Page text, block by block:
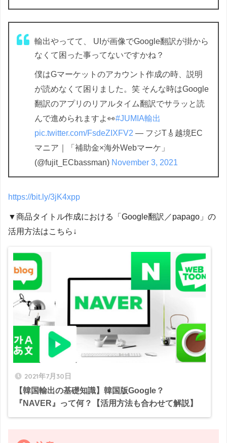
輸出やってて、 UIが画像でGoogle翻訳が掛から
なくて困った事ってないですかね？
僕はGマーケットのアカウント作成の時、説明
が読めなくて困りました。笑 そんな時はGoogle
翻訳のアプリのリアルタイム翻訳でサラッと読
んで進められますよ👀#JUMIA輸出
pic.twitter.com/FsdeZIXFV2 — フジT🎸越境EC
マニア｜「補助金×海外Webマーケ」
(@fujit_ECbassman) November 3, 2021
https://bit.ly/3jK4xpp
▼商品タイトル作成における「Google翻訳／papago」の
活用方法はこちら↓
2021年7月30日
【韓国輸出の基礎知識】韓国版Google？
『NAVER』って何？【活用方法も合わせて解説】